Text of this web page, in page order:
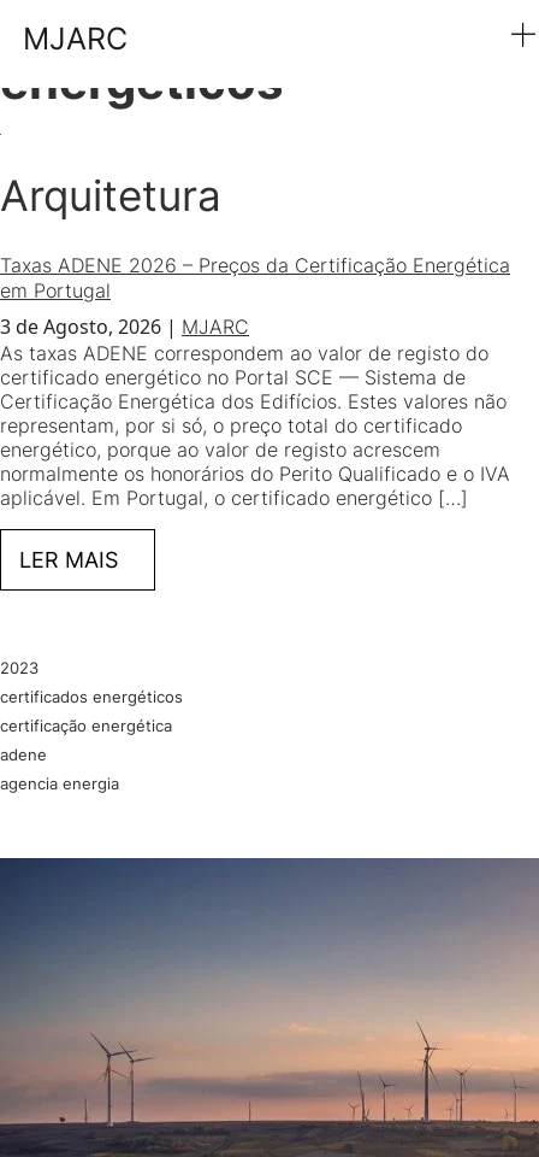
MJARC
Etiqueta:
energéticos
Arquitetura
Taxas ADENE 2026 – Preços da Certificação Energética
em Portugal
3 de Agosto, 2026 | MJARC
As taxas ADENE correspondem ao valor de registo do
certificado energético no Portal SCE — Sistema de
Certificação Energética dos Edifícios. Estes valores não
representam, por si só, o preço total do certificado
energético, porque ao valor de registo acrescem
normalmente os honorários do Perito Qualificado e o IVA
aplicável. Em Portugal, o certificado energético […]
LER MAIS
2023
certificados energéticos
certificação energética
adene
agencia energia